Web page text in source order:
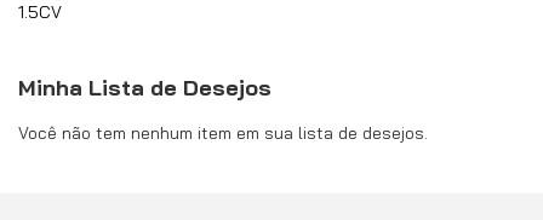
1.5CV
Minha Lista de Desejos
Você não tem nenhum item em sua lista de desejos.